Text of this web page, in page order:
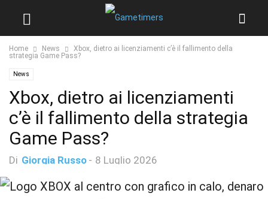
Home News
Xbox, dietro ai licenziamenti c’è il fallimento della
strategia Game Pass?
News
Xbox, dietro ai licenziamenti
c’è il fallimento della strategia
Game Pass?
Di Giorgia Russo - 8 Luglio 2026